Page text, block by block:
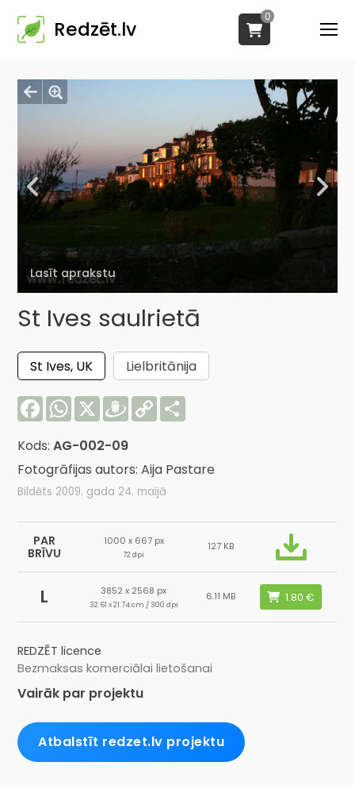
Redzēt.lv
0
Lasīt aprakstu
St Ives saulrietā
St Ives, UK
Lielbritānija
FacebookWhatsApp
X Draugiem
Copy
Link
Kods:AG-002-09
Fotogrāfijas autors: Aija Pastare
Bildēts 2009. gada 24. maijā
PAR
BRĪVU
1000 x 667 px
72 dpi
127 KB
L 3852 x 2568 px
32.61 x 21.74 cm / 300 dpi
6.11 MB
REDZĒT licence
Bezmaksas komerciālai lietošanai
Vairāk par projektu
Atbalstīt redzet.lv projektu